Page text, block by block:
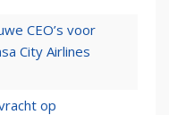
CEO’s voor
City Airlines
op